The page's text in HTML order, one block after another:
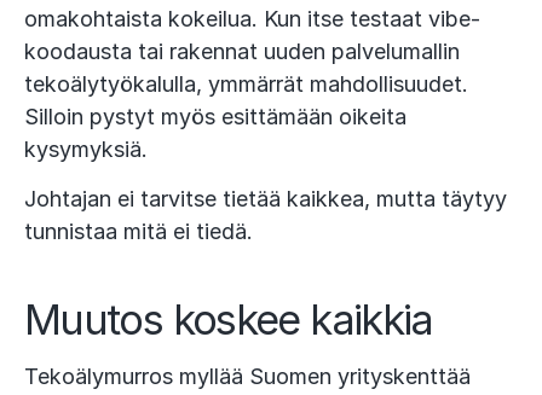
omakohtaista kokeilua. Kun itse testaat vibe-
koodausta tai rakennat uuden palvelumallin
tekoälytyökalulla, ymmärrät mahdollisuudet.
Silloin pystyt myös esittämään oikeita
kysymyksiä.
Johtajan ei tarvitse tietää kaikkea, mutta täytyy
tunnistaa mitä ei tiedä.
Muutos koskee kaikkia
Tekoälymurros myllää Suomen yrityskenttää